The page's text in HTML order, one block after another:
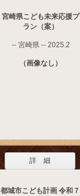
宮崎県こども未来応援プ
ラン（案）
-- 宮崎県 -- 2025.2
（画像なし）
詳 細
都城市こども計画 令和７